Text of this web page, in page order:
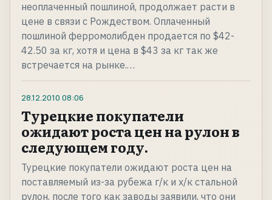
неоплаченный пошлиной, продолжает расти в
цене в связи с Рождеством. Оплаченный
пошлиной ферромолибден продается по $42-
42.50 за кг, хотя и цена в $43 за кг так же
встречается на рынке.…
28.12.2010 08:06
Турецкие покупатели
ожидают роста цен на рулон в
следующем году.
Турецкие покупатели ожидают роста цен на
поставляемый из-за рубежа г/к и х/к стальной
рулон, после того как заводы заявили, что они